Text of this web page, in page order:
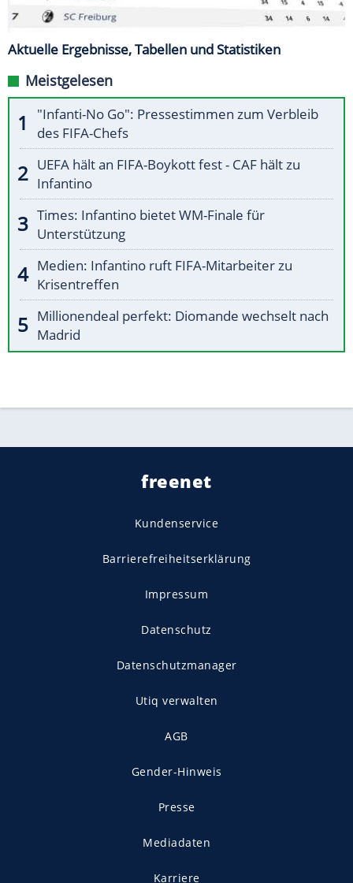
Aktuelle Ergebnisse, Tabellen und Statistiken
Meistgelesen
"Infanti-No Go": Pressestimmen zum Verbleib
des FIFA-Chefs
UEFA hält an FIFA-Boykott fest - CAF hält zu
Infantino
Times: Infantino bietet WM-Finale für
Unterstützung
Medien: Infantino ruft FIFA-Mitarbeiter zu
Krisentreffen
Millionendeal perfekt: Diomande wechselt nach
Madrid
freenet
Kundenservice
Barrierefreiheitserklärung
Impressum
Datenschutz
Datenschutzmanager
Utiq verwalten
AGB
Gender-Hinweis
Presse
Mediadaten
Karriere